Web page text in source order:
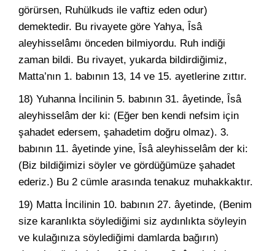
görürsen, Ruhülkuds ile vaftiz eden odur)
demektedir. Bu rivayete göre Yahya, Îsâ
aleyhisselâmı önceden bilmiyordu. Ruh indiği
zaman bildi. Bu rivayet, yukarda bildirdiğimiz,
Matta’nın 1. babının 13, 14 ve 15. ayetlerine zıttır.
18) Yuhanna İncilinin 5. babının 31. âyetinde, Îsâ
aleyhisselâm der ki: (Eğer ben kendi nefsim için
şahadet edersem, şahadetim doğru olmaz). 3.
babının 11. âyetinde yine, Îsâ aleyhisselâm der ki:
(Biz bildiğimizi söyler ve gördüğümüze şahadet
ederiz.) Bu 2 cümle arasında tenakuz muhakkaktır.
19) Matta İncilinin 10. babının 27. âyetinde, (Benim
size karanlıkta söylediğimi siz aydınlıkta söyleyin
ve kulağınıza söylediğimi damlarda bağırın)